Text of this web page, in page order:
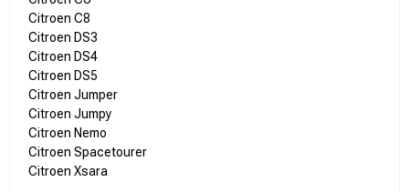
Citroen C8
Citroen DS3
Citroen DS4
Citroen DS5
Citroen Jumper
Citroen Jumpy
Citroen Nemo
Citroen Spacetourer
Citroen Xsara